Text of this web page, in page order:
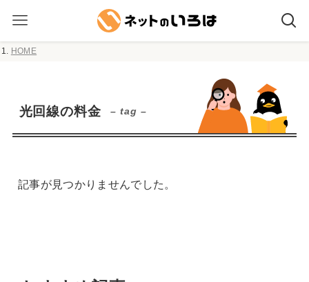
HOME
光回線の料金 – tag –
記事が見つかりませんでした。